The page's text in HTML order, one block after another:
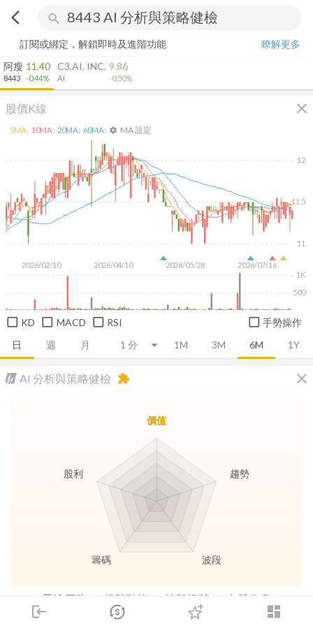
arrow_back_ios search
login dashboard
市場 登入
訂閱或綁定，解鎖即時及進階功能
瞭解更多
阿瘦
8443
11.40
-0.44%
C3.AI, INC.
AI
9.86
-0.50%
股價K線 close
日 週 月 1M 3M 6M 1Y
2026/02/10 2026/04/10 2026/05/28 2026/07/16
11
11.5
12
500
1K
5MA: 10MA: 20MA: 60MA: settings MA 設定
KD MACD RSI 手勢操作
AI 分析與策略健檢 close
extension
長線價值 趨勢動能 波段訊號 存股收息
價值
趨勢
波段
籌碼
股利